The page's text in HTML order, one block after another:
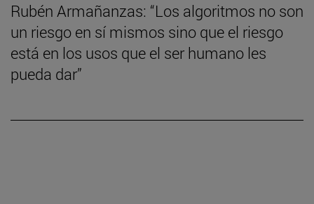
Rubén Armañanzas: “Los algoritmos no son
un riesgo en sí mismos sino que el riesgo
está en los usos que el ser humano les
pueda dar”